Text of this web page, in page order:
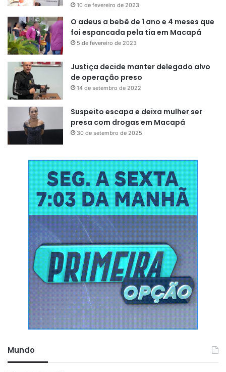
10 de fevereiro de 2023
O adeus a bebê de 1 ano e 4 meses que
foi espancada pela tia em Macapá
5 de fevereiro de 2023
Justiça decide manter delegado alvo
de operação preso
14 de setembro de 2022
Suspeito escapa e deixa mulher ser
presa com drogas em Macapá
30 de setembro de 2025
Mundo